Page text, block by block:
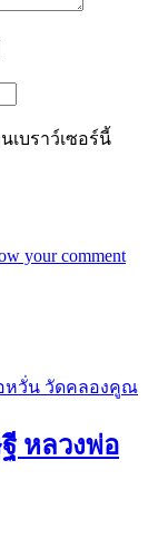
เบราว์เซอร์นี้
your comment
หลวงพ่อ